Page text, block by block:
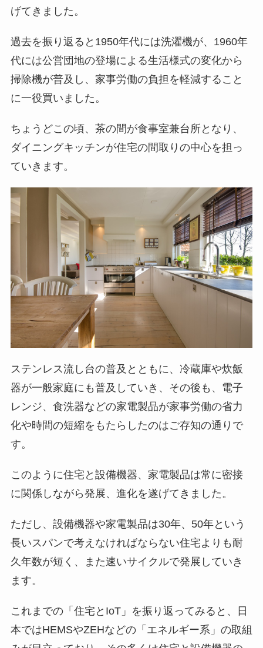
げてきました。
過去を振り返ると1950年代には洗濯機が、1960年
代には公営団地の登場による生活様式の変化から
掃除機が普及し、家事労働の負担を軽減すること
に一役買いました。
ちょうどこの頃、茶の間が食事室兼台所となり、
ダイニングキッチンが住宅の間取りの中心を担っ
ていきます。
ステンレス流し台の普及とともに、冷蔵庫や炊飯
器が一般家庭にも普及していき、その後も、電子
レンジ、食洗器などの家電製品が家事労働の省力
化や時間の短縮をもたらしたのはご存知の通りで
す。
このように住宅と設備機器、家電製品は常に密接
に関係しながら発展、進化を遂げてきました。
ただし、設備機器や家電製品は30年、50年という
長いスパンで考えなければならない住宅よりも耐
久年数が短く、また速いサイクルで発展していき
ます。
これまでの「住宅とIoT」を振り返ってみると、日
本ではHEMSやZEHなどの「エネルギー系」の取組